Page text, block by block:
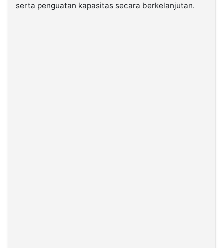
serta penguatan kapasitas secara berkelanjutan.